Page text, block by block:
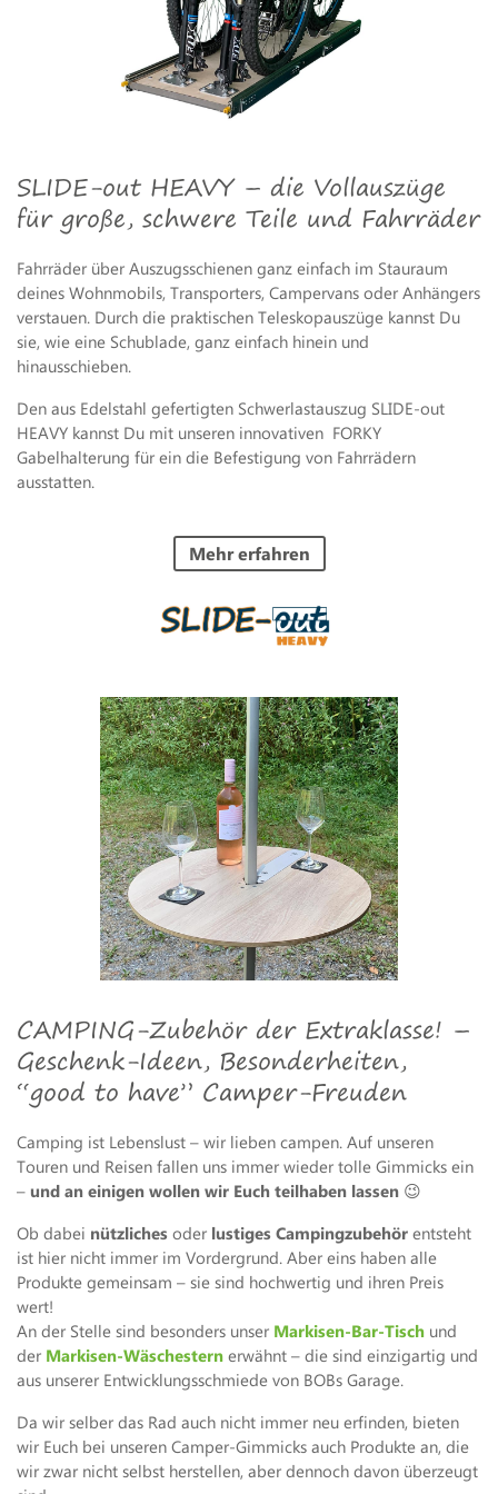
SLIDE-out HEAVY – die Vollauszüge
für große, schwere Teile und Fahrräder
Fahrräder über Auszugsschienen ganz einfach im Stauraum
deines Wohnmobils, Transporters, Campervans oder Anhängers
verstauen. Durch die praktischen Teleskopauszüge kannst Du
sie, wie eine Schublade, ganz einfach hinein und
hinausschieben.
Den aus Edelstahl gefertigten Schwerlastauszug SLIDE-out
HEAVY kannst Du mit unseren innovativen FORKY
Gabelhalterung für ein die Befestigung von Fahrrädern
ausstatten.
Mehr erfahren
CAMPING-Zubehör der Extraklasse! –
Geschenk-Ideen, Besonderheiten,
“good to have” Camper-Freuden
Camping ist Lebenslust – wir lieben campen. Auf unseren
Touren und Reisen fallen uns immer wieder tolle Gimmicks ein
– und an einigen wollen wir Euch teilhaben lassen 😉
Ob dabei nützliches oder lustiges Campingzubehör entsteht
ist hier nicht immer im Vordergrund. Aber eins haben alle
Produkte gemeinsam – sie sind hochwertig und ihren Preis
wert!
An der Stelle sind besonders unser Markisen-Bar-Tisch und
der Markisen-Wäschestern erwähnt – die sind einzigartig und
aus unserer Entwicklungsschmiede von BOBs Garage.
Da wir selber das Rad auch nicht immer neu erfinden, bieten
wir Euch bei unseren Camper-Gimmicks auch Produkte an, die
wir zwar nicht selbst herstellen, aber dennoch davon überzeugt